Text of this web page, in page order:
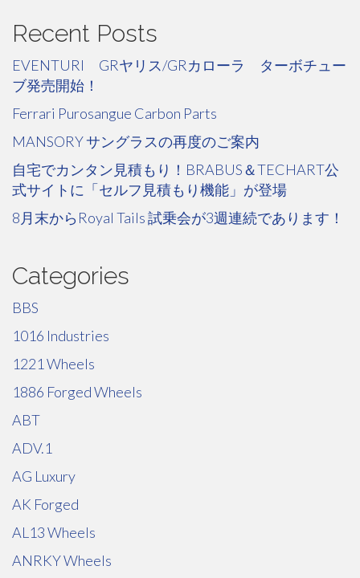
Recent Posts
EVENTURI GRヤリス/GRカローラ ターボチュー
ブ発売開始！
Ferrari Purosangue Carbon Parts
MANSORY サングラスの再度のご案内
自宅でカンタン見積もり！BRABUS＆TECHART公
式サイトに「セルフ見積もり機能」が登場
8月末からRoyal Tails 試乗会が3週連続であります！
Categories
BBS
1016 Industries
1221 Wheels
1886 Forged Wheels
ABT
ADV.1
AG Luxury
AK Forged
AL13 Wheels
ANRKY Wheels